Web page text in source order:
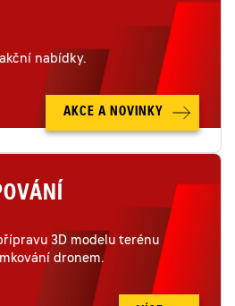
nabídky.
AKCE A NOVINKY
3D modelu terénu
dronem.